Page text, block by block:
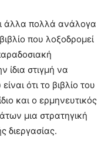
άλλα πολλά ανάλογα
που λοξοδρομεί
ίδια στιγμή να
ότι το βιβλίο του
και ο ερμηνευτικός
μια στρατηγική
διεργασίας.